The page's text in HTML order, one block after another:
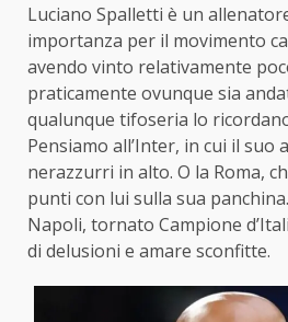
Luciano Spalletti è un
importanza per il movimento
avendo vinto relativamente
praticamente ovunque sia
qualunque tifoseria lo
Pensiamo all’Inter, in cui il
nerazzurri in alto. O la Roma,
punti con lui sulla sua
Napoli, tornato Campione
di delusioni e amare sconfitte.